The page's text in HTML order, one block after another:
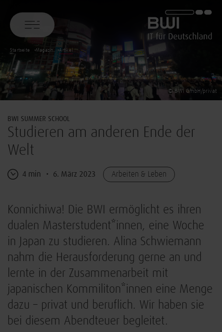
BWI GmbH
Startseite Magazin Artikel
© BWI GmbH/privat
BWI SUMMER SCHOOL
Studieren am anderen Ende der
Welt
4 min 6. März 2023 Arbeiten & Leben
Konnichiwa! Die BWI ermöglicht es ihren
dualen Masterstudent*innen, eine Woche
in Japan zu studieren. Alina Schwiemann
nahm die Herausforderung gerne an und
lernte in der Zusammenarbeit mit
japanischen Kommiliton*innen eine Menge
dazu – privat und beruflich. Wir haben sie
bei diesem Abendteuer begleitet.